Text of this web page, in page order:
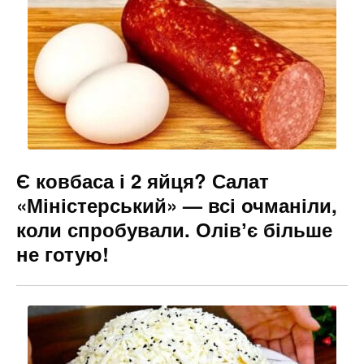
o
k
g
er
Є ковбаса і 2 яйця? Салат
«Міністерський» — всі очманіли,
коли спробували. Олівʼє більше
не готую!